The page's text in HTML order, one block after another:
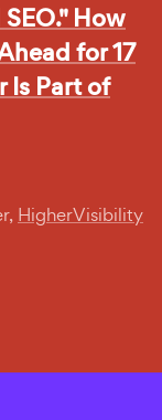
How
for 17
Is Part of
HigherVisibility